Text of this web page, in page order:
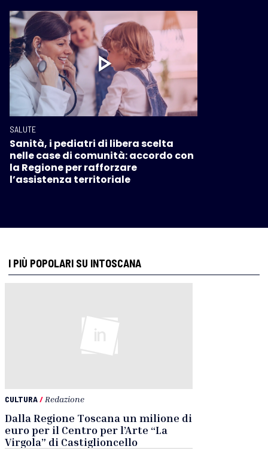
SALUTE
Sanità, i pediatri di libera scelta
nelle case di comunità: accordo con
la Regione per rafforzare
l’assistenza territoriale
I PIÙ POPOLARI SU INTOSCANA
CULTURA/ Redazione
Dalla Regione Toscana un milione di
euro per il Centro per l’Arte “La
Virgola” di Castiglioncello